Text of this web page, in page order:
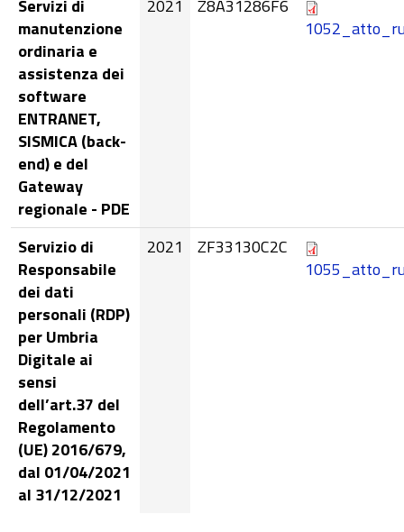
Servizi di
manutenzione
ordinaria e
assistenza dei
software
ENTRANET,
SISMICA (back-
end) e del
Gateway
regionale - PDE
2021
Z8A31286F6
Servizio di
Responsabile
dei dati
personali (RDP)
per Umbria
Digitale ai
sensi
dell’art.37 del
Regolamento
(UE) 2016/679,
dal 01/04/2021
al 31/12/2021
2021
ZF33130C2C